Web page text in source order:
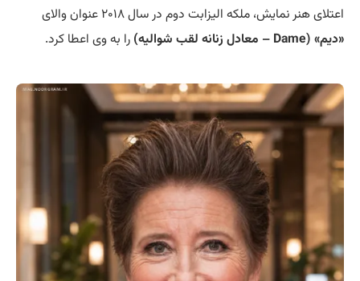
اعتلای هنر نمایش، ملکه الیزابت دوم در سال ۲۰۱۸ عنوان والای
«دیم» (Dame – معادل زنانه لقب شوالیه)
را به وی اعطا کرد.